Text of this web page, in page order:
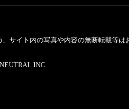
サイト内の写真や内容の無断転載等は
INC.